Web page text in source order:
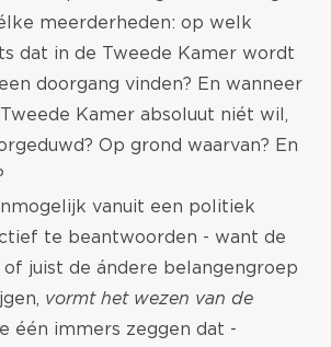
meerderheden: op welk
dat in de Tweede Kamer wordt
doorgang vinden? En wanneer
Kamer absoluut niét wil,
Op grond waarvan? En
vanuit een politiek
te beantwoorden - want de
juist de ándere belangengroep
vormt het wezen van de
één immers zeggen dat -